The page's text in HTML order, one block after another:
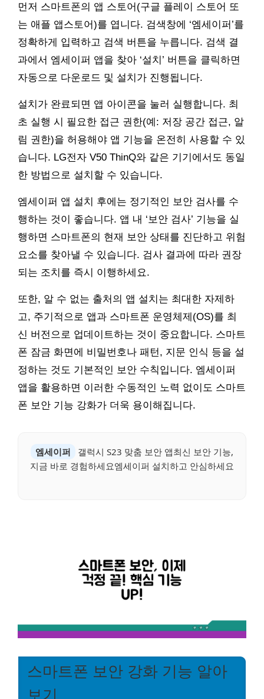
먼저 스마트폰의 앱 스토어(구글 플레이 스토어 또
는 애플 앱스토어)를 엽니다. 검색창에 ‘엠세이퍼’를
정확하게 입력하고 검색 버튼을 누릅니다. 검색 결
과에서 엠세이퍼 앱을 찾아 ‘설치’ 버튼을 클릭하면
자동으로 다운로드 및 설치가 진행됩니다.
설치가 완료되면 앱 아이콘을 눌러 실행합니다. 최
초 실행 시 필요한 접근 권한(예: 저장 공간 접근, 알
림 권한)을 허용해야 앱 기능을 온전히 사용할 수 있
습니다. LG전자 V50 ThinQ와 같은 기기에서도 동일
한 방법으로 설치할 수 있습니다.
엠세이퍼 앱 설치 후에는 정기적인 보안 검사를 수
행하는 것이 좋습니다. 앱 내 ‘보안 검사’ 기능을 실
행하면 스마트폰의 현재 보안 상태를 진단하고 위험
요소를 찾아낼 수 있습니다. 검사 결과에 따라 권장
되는 조치를 즉시 이행하세요.
또한, 알 수 없는 출처의 앱 설치는 최대한 자제하
고, 주기적으로 앱과 스마트폰 운영체제(OS)를 최
신 버전으로 업데이트하는 것이 중요합니다. 스마트
폰 잠금 화면에 비밀번호나 패턴, 지문 인식 등을 설
정하는 것도 기본적인 보안 수칙입니다. 엠세이퍼
앱을 활용하면 이러한 수동적인 노력 없이도 스마트
폰 보안 기능 강화가 더욱 용이해집니다.
엠세이퍼
갤럭시 S23 맞춤 보안 앱최신 보안 기능,
지금 바로 경험하세요엠세이퍼 설치하고 안심하세요
스마트폰 보안 강화 기능 알아
보기